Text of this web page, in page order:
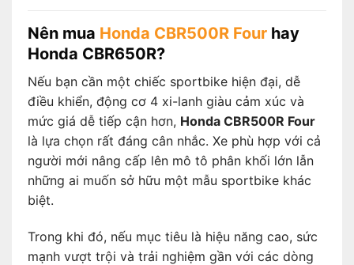
Nên mua Honda CBR500R Four hay
Honda CBR650R?
Nếu bạn cần một chiếc sportbike hiện đại, dễ
điều khiển, động cơ 4 xi-lanh giàu cảm xúc và
mức giá dễ tiếp cận hơn, Honda CBR500R Four
là lựa chọn rất đáng cân nhắc. Xe phù hợp với cả
người mới nâng cấp lên mô tô phân khối lớn lẫn
những ai muốn sở hữu một mẫu sportbike khác
biệt.
Trong khi đó, nếu mục tiêu là hiệu năng cao, sức
mạnh vượt trội và trải nghiệm gần với các dòng